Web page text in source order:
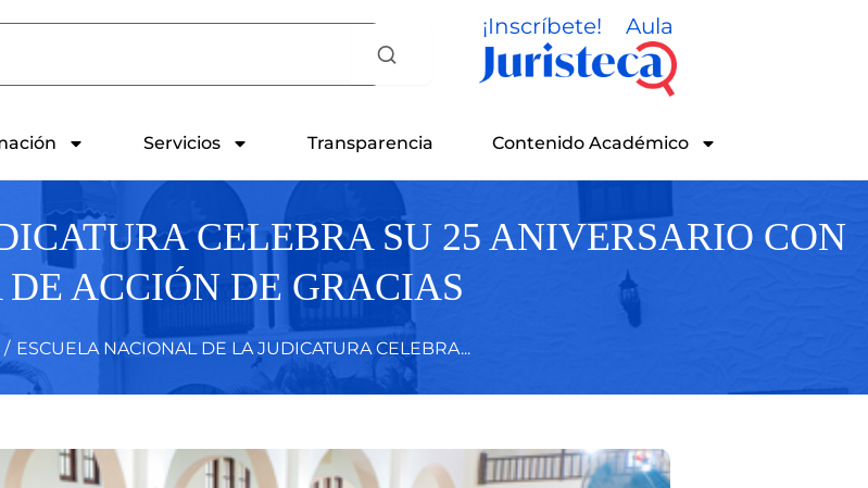
¡Inscríbete! Aula
Servicios Transparencia Contenido Académico
CELEBRA SU 25 ANIVERSARIO CON
ACCIÓN DE GRACIAS
/ ESCUELA NACIONAL DE LA JUDICATURA CELEBRA...